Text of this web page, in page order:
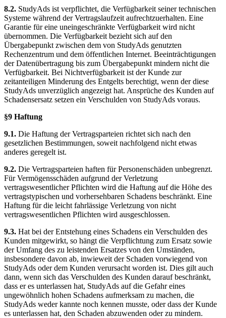
8.2. StudyAds ist verpflichtet, die Verfügbarkeit seiner technischen
Systeme während der Vertragslaufzeit aufrechtzuerhalten. Eine
Garantie für eine uneingeschränkte Verfügbarkeit wird nicht
übernommen. Die Verfügbarkeit bezieht sich auf den
Übergabepunkt zwischen dem von StudyAds genutzten
Rechenzentrum und dem öffentlichen Internet. Beeinträchtigungen
der Datenübertragung bis zum Übergabepunkt mindern nicht die
Verfügbarkeit. Bei Nichtverfügbarkeit ist der Kunde zur
zeitanteiligen Minderung des Entgelts berechtigt, wenn der diese
StudyAds unverzüglich angezeigt hat. Ansprüche des Kunden auf
Schadensersatz setzen ein Verschulden von StudyAds voraus.
§9 Haftung
9.1. Die Haftung der Vertragsparteien richtet sich nach den
gesetzlichen Bestimmungen, soweit nachfolgend nicht etwas
anderes geregelt ist.
9.2. Die Vertragsparteien haften für Personenschäden unbegrenzt.
Für Vermögensschäden aufgrund der Verletzung
vertragswesentlicher Pflichten wird die Haftung auf die Höhe des
vertragstypischen und vorhersehbaren Schadens beschränkt. Eine
Haftung für die leicht fahrlässige Verletzung von nicht
vertragswesentlichen Pflichten wird ausgeschlossen.
9.3. Hat bei der Entstehung eines Schadens ein Verschulden des
Kunden mitgewirkt, so hängt die Verpflichtung zum Ersatz sowie
der Umfang des zu leistenden Ersatzes von den Umständen,
insbesondere davon ab, inwieweit der Schaden vorwiegend von
StudyAds oder dem Kunden verursacht worden ist. Dies gilt auch
dann, wenn sich das Verschulden des Kunden darauf beschränkt,
dass er es unterlassen hat, StudyAds auf die Gefahr eines
ungewöhnlich hohen Schadens aufmerksam zu machen, die
StudyAds weder kannte noch kennen musste, oder dass der Kunde
es unterlassen hat, den Schaden abzuwenden oder zu mindern.